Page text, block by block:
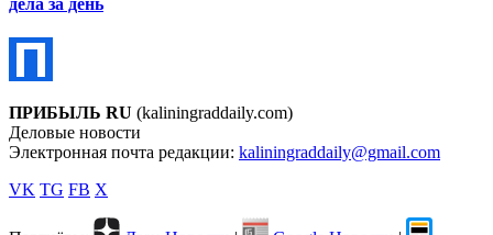
дела за день
ПРИБЫЛЬ RU (kaliningraddaily.com)
Деловые новости
Электронная почта редакции: kaliningraddaily@gmail.com
VK TG FB X